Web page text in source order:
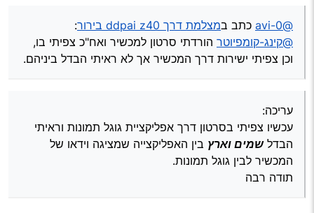
@avi-0 כתב במצלמת דרך ddpai z40 בירור
:
@קינג-קומפיוטר הורדתי סרטון למכשיר ואח"כ צפיתי בו,
וכן צפיתי ישירות דרך המכשיר אך לא ראיתי הבדל ביניהם.
עריכה:
עכשיו צפיתי בסרטון דרך אפליקציית גוגל תמונות וראיתי
הבדלשמים וארץ בין האפליקצייה שמציגה וידאו של
המכשיר לבין גוגל תמונות.
תודה רבה